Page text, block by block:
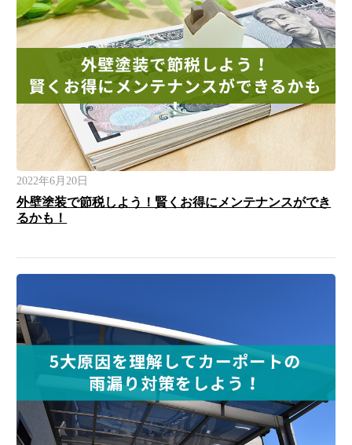
2022年6月20日
外壁塗装で節税しよう！賢くお得にメンテナンスができ
るかも！